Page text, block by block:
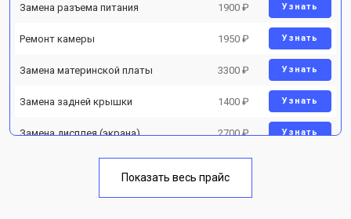
Замена разъема питания 1900 ₽ Узнать
Ремонт камеры 1950 ₽ Узнать
Замена материнской платы 3300 ₽ Узнать
Замена задней крышки 1400 ₽ Узнать
Замена дисплея (экрана) 2700 ₽ Узнать
Замена кнопки включения 1750 ₽
Показать весь прайс